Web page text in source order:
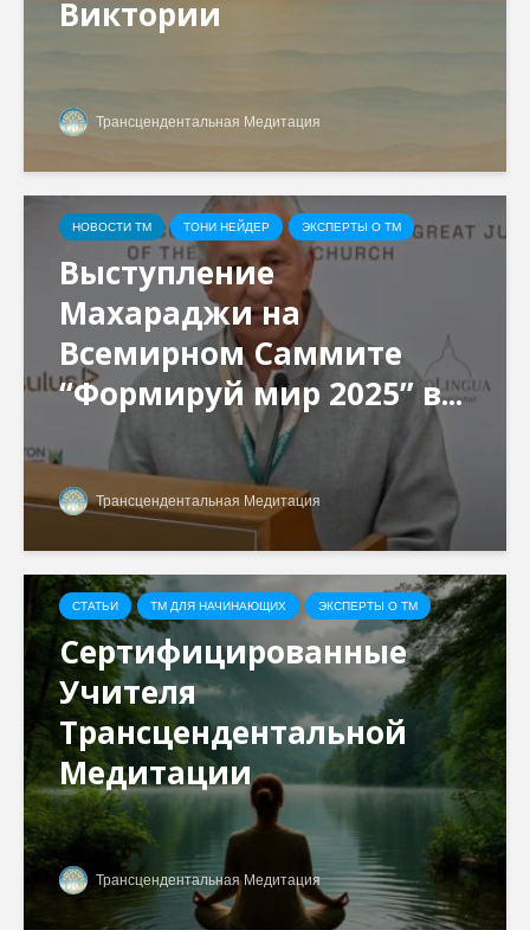
Виктории
Трансцендентальная Медитация
НОВОСТИ ТМ ТОНИ НЕЙДЕР ЭКСПЕРТЫ О ТМ
Выступление
Махараджи на
Всемирном Саммите
“Формируй мир 2025” в...
Трансцендентальная Медитация
СТАТЬИ ТМ ДЛЯ НАЧИНАЮЩИХ ЭКСПЕРТЫ О ТМ
Сертифицированные
Учителя
Трансцендентальной
Медитации
Трансцендентальная Медитация